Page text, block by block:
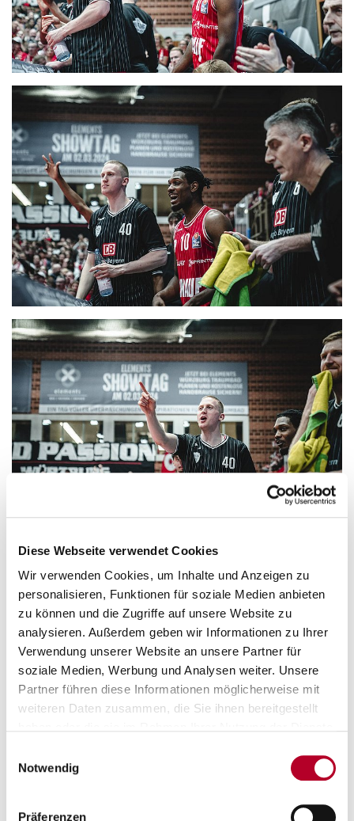
Diese Webseite verwendet Cookies
Wir verwenden Cookies, um Inhalte und Anzeigen zu
personalisieren, Funktionen für soziale Medien anbieten
zu können und die Zugriffe auf unsere Website zu
analysieren. Außerdem geben wir Informationen zu Ihrer
Verwendung unserer Website an unsere Partner für
soziale Medien, Werbung und Analysen weiter. Unsere
Partner führen diese Informationen möglicherweise mit
weiteren Daten zusammen, die Sie ihnen bereitgestellt
Notwendig
Präferenzen